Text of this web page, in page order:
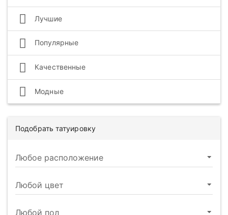
Лучшие
Популярные
Качественные
Модные
Подобрать татуировку